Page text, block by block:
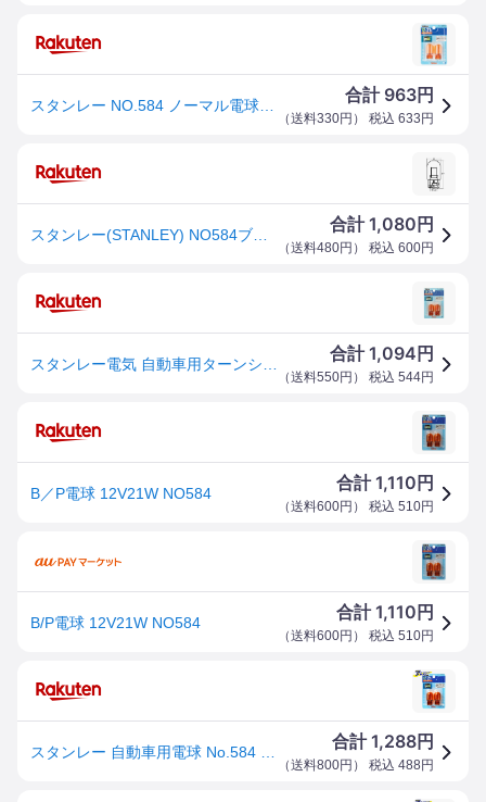
合計 963円
（送料330円 ） 税込 633 円
合計1,080 円
（送料480円 ） 税込 600円
合計1,094 円
（送料550円 ） 税込 544円
B／P電球 12V21W NO584
合計1,110 円
（送料600円 ） 税込 510円
B/P電球 12V21W NO584
合計1,110 円
（送料600円 ） 税込 510円
合計1,288円
（送料800円 ） 税込 488 円